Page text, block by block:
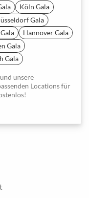
Köln Gala
Gala
Hannover Gala
Gala
Gala
unsere
Locations für